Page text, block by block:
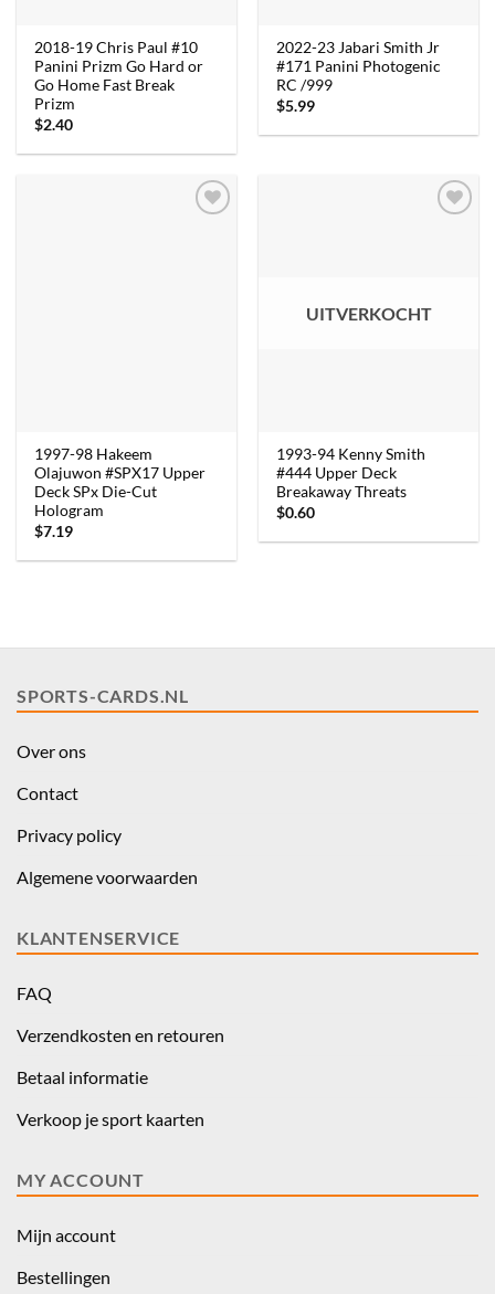
2018-19 Chris Paul #10
Panini Prizm Go Hard or
Go Home Fast Break
Prizm
$2.40
2022-23 Jabari Smith Jr
#171 Panini Photogenic
RC /999
$5.99
1997-98 Hakeem
Olajuwon #SPX17 Upper
Deck SPx Die-Cut
Hologram
$7.19
UITVERKOCHT
1993-94 Kenny Smith
#444 Upper Deck
Breakaway Threats
$0.60
SPORTS-CARDS.NL
Over ons
Contact
Privacy policy
Algemene voorwaarden
KLANTENSERVICE
FAQ
Verzendkosten en retouren
Betaal informatie
Verkoop je sport kaarten
MY ACCOUNT
Mijn account
Bestellingen